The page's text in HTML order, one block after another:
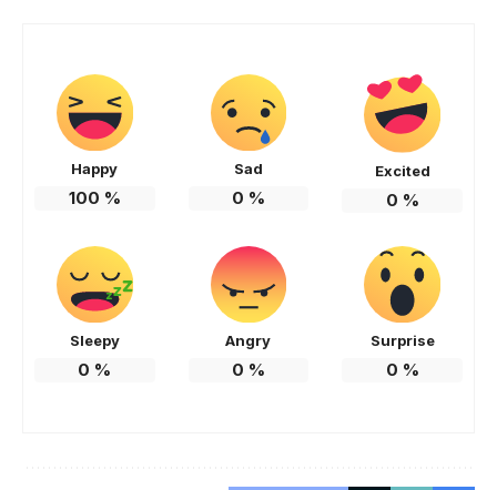
Happy
100 %
Sad
0 %
Excited
0 %
Sleepy
0 %
Angry
0 %
Surprise
0 %